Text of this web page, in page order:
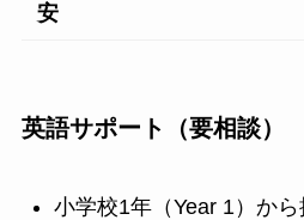
安
英語サポート（要相談）
小学校1年（Year 1）か